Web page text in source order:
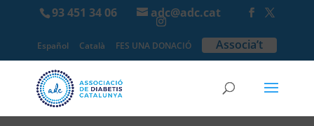
93 451 34 06 adc@adc.cat
Español Català FES UNA DONACIÓ Associa’t